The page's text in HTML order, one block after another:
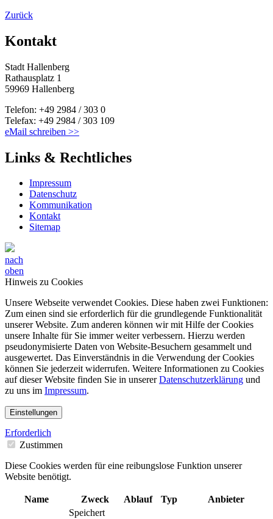
Zurück
Kontakt
Stadt Hallenberg
Rathausplatz 1
59969 Hallenberg
Telefon: +49 2984 / 303 0
Telefax: +49 2984 / 303 109
eMail schreiben >>
Links & Rechtliches
Impressum
Datenschutz
Kommunikation
Kontakt
Sitemap
nach
oben
Hinweis zu Cookies
Unsere Webseite verwendet Cookies. Diese haben zwei Funktionen:
Zum einen sind sie erforderlich für die grundlegende Funktionalität
unserer Website. Zum anderen können wir mit Hilfe der Cookies
unsere Inhalte für Sie immer weiter verbessern. Hierzu werden
pseudonymisierte Daten von Website-Besuchern gesammelt und
ausgewertet. Das Einverständnis in die Verwendung der Cookies
können Sie jederzeit widerrufen. Weitere Informationen zu Cookies
auf dieser Website finden Sie in unsererDatenschutzerklärung und
zu uns im Impressum.
Einstellungen
Erforderlich
Zustimmen
Diese Cookies werden für eine reibungslose Funktion unserer
Website benötigt.
Name Zweck Ablauf Typ Anbieter
Speichert